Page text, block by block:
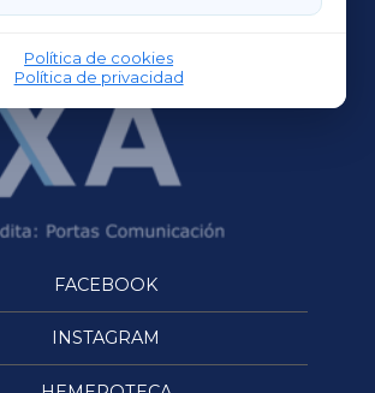
Política de cookies
Política de privacidad
OURENSEXA
FACEBOOK
INSTAGRAM